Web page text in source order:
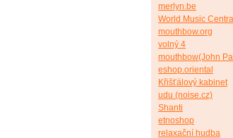
merlyn.be
World Music
mouthbow.org
volný 4
mouthbow(John
eshop.oriental
Křišťálový kabinet
udu (noise.cz)
Shanti
etnoshop
relaxační hudba